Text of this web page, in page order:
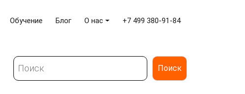
Обучение Блог О нас +7 499 380-91-84
Поиск
Поиск